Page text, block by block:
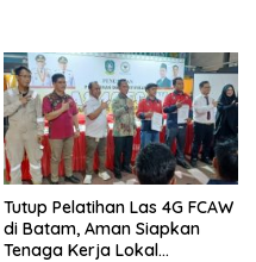
Tutup Pelatihan Las 4G FCAW
di Batam, Aman Siapkan
Tenaga Kerja Lokal